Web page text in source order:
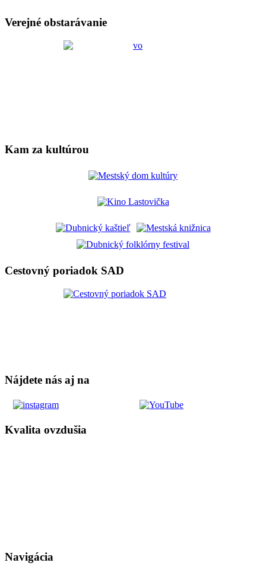
Verejné obstarávanie
Kam za kultúrou
Cestovný poriadok SAD
Nájdete nás aj na
Kvalita ovzdušia
Navigácia